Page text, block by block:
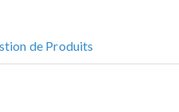
de Produits